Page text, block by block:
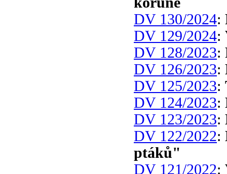
DV 130/2024:
DV 129/2024:
DV 128/2023:
DV 126/2023:
DV 125/2023:
DV 124/2023:
DV 123/2023:
DV 122/2022:
ptáků"
DV 121/2022: